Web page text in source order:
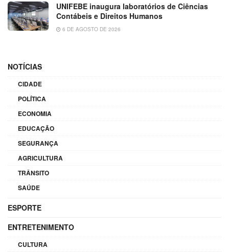
UNIFEBE inaugura laboratórios de Ciências
Contábeis e Direitos Humanos
6 DE AGOSTO DE 2026
NOTÍCIAS
CIDADE
POLÍTICA
ECONOMIA
EDUCAÇÃO
SEGURANÇA
AGRICULTURA
TRÂNSITO
SAÚDE
ESPORTE
ENTRETENIMENTO
CULTURA